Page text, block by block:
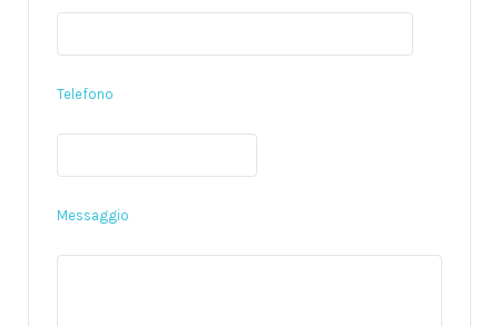
Telefono
Messaggio